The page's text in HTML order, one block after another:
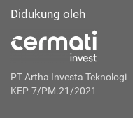
Didukung oleh
PT Artha Investa Teknologi
KEP-7/PM.21/2021